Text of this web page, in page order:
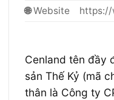
🌐Website https://
Cenland tên đầy
sản Thế Kỷ (mã
thân là Công ty